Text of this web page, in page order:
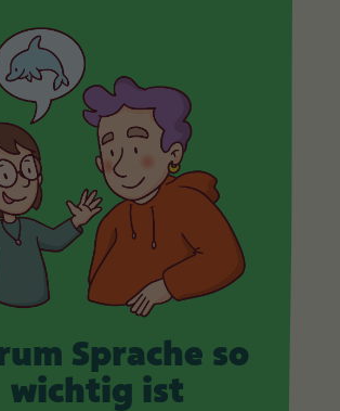
Sprache so
wichtig ist